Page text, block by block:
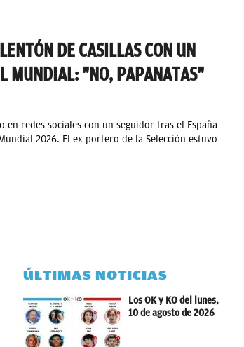
DE CASILLAS CON UN
MUNDIAL: "NO, PAPANATAS"
en redes sociales con un seguidor tras el España –
2026. El ex portero de la Selección estuvo
ÚLTIMAS NOTICIAS
Los OK y KO del lunes,
10 de agosto de 2026